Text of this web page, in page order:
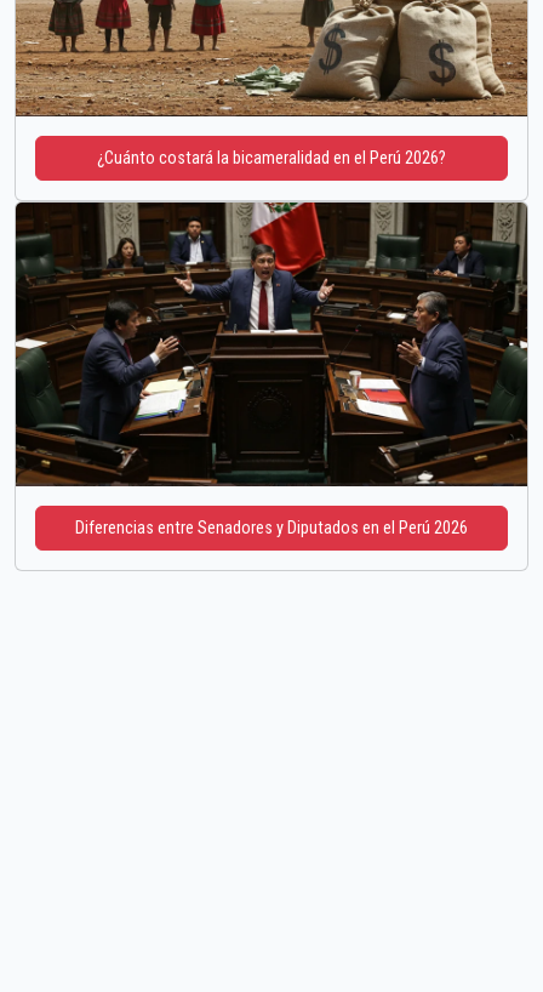
¿Cuánto costará la bicameralidad en el Perú 2026?
Diferencias entre Senadores y Diputados en el Perú 2026